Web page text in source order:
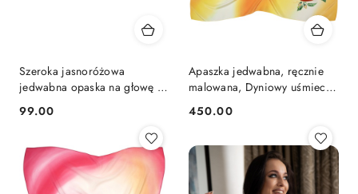
Szeroka jasnoróżowa
jedwabna opaska na głowę na
gumce JO-043
Cena:
99.00
Apaszka jedwabna, ręcznie
malowana, Dyniowy uśmiech
80x80cm AM-104
Cena:
450.00